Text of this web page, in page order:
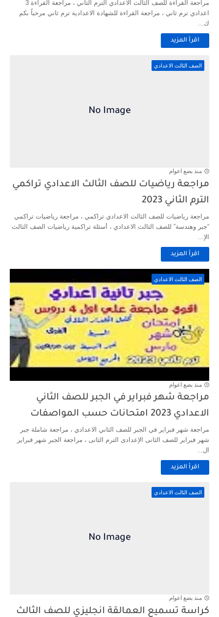
مراجعة القراءة للصف الثالث الاعدادي الترم الثاني ، مراجعة القراءة 3
اعدادي ترم ثاني ، مراجعة القراءة للشهادة الاعدادية ترم ثاني مرحباً بكم
ك...
اقرأ المزيد
الصف الثالث الاعدادي
منذ بضع اعوام
مراجعة رياضيات للصف الثالث الاعدادي تراكمي
الترم الثاني 2023
مراجعة رياضيات للصف الثالث الاعدادي تراكمي ، مراجعة رياضيات تراكمي
“جبر وهندسة” للصف الثالث الاعدادي ، أسئلة تراكمية رياضيات الصف الثالث
الإ...
اقرأ المزيد
الصف الثالث الاعدادي
منذ بضع اعوام
مراجعة شهر فبراير في الجبر للصف الثاني
الاعدادي 2023 امتحانات حسب المواصفات
مراجعة شهر فبراير في الجبر للصف الثاني الاعدادي ، مراجعة شاملة جبر
شهر فبراير للصف الثانى الإعدادى الترم الثانى ، مراجعة الجبر شهر فبراير
ال...
اقرأ المزيد
الصف الثالث الاعدادي
منذ بضع اعوام
كراسة تسميع العمالقة انجليزي للصف الثالث